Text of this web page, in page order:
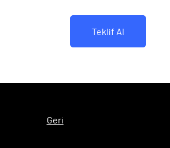
Teklif Al
Geri